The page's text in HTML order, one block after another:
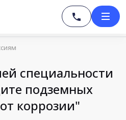
специальности
подземных
коррозии"